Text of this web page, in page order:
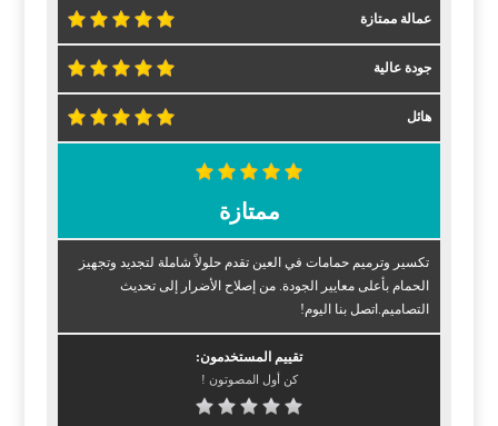
عمالة ممتازة
جودة عالية
هائل
ممتازة
تكسير وترميم حمامات في العين تقدم حلولاً شاملة لتجديد وتجهيز
الحمام بأعلى معايير الجودة. من إصلاح الأضرار إلى تحديث
التصاميم.اتصل بنا اليوم!
تقييم المستخدمون:
كن أول المصوتون !